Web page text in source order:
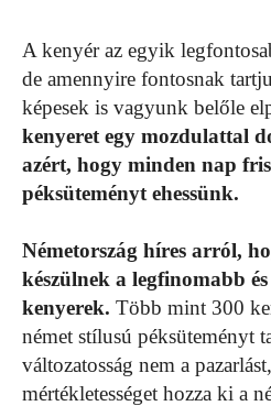
A kenyér az egyik
de amennyire fontosnak
képesek is vagyunk belőle
kenyeret egy mozdulattal
azért, hogy minden nap
péksüteményt ehessünk.
Németország híres arról,
készülnek a legfinomabb és
kenyerek. Több mint 300
német stílusú péksüteményt
változatosság nem a
mértékletességet hozza ki a